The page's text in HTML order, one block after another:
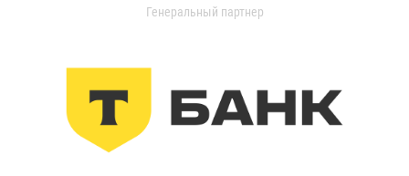
Генеральный партнер